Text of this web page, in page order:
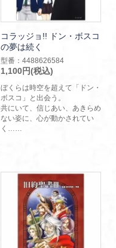
コラッジョ!! ドン・ボスコ
の夢は続く
型番：4488626584
1,100円(税込)
ぼくらは時空を超えて「ドン・
ボスコ」と出会う。
共にいて、信じあい、あきらめ
ない姿に、心が動かされてい
く……